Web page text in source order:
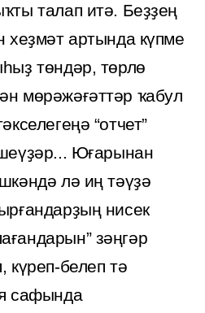
талап итә. Беҙҙең
хеҙмәт артында күпме
төндәр, төрлө
мөрәжәғәттәр ҡабул
“отчет”
Юғарынан
лә иң тәүҙә
нисек
зәңгәр
күреп-белеп тә
сафында